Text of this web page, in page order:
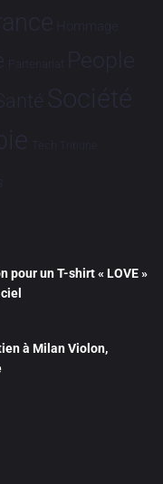
Hommage
Partenariat People
Société
Tech Tribune
pour un T-shirt « LOVE »
à Milan Violon,